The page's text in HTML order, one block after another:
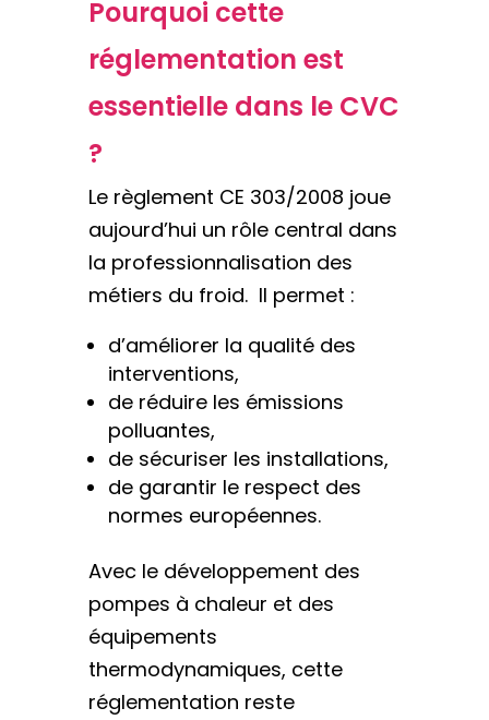
Pourquoi cette
réglementation est
essentielle dans le CVC
?
Le règlement CE 303/2008 joue
aujourd’hui un rôle central dans
la professionnalisation des
métiers du froid. Il permet :
d’améliorer la qualité des
interventions,
de réduire les émissions
polluantes,
de sécuriser les installations,
de garantir le respect des
normes européennes.
Avec le développement des
pompes à chaleur et des
équipements
thermodynamiques, cette
réglementation reste